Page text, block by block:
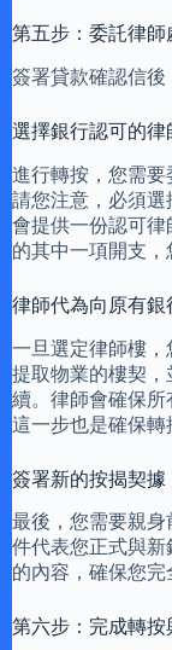
第五步：委託律師
簽署貸款確認信後
選擇銀行認可的律
進行轉按，您需要
請您注意，必須選
會提供一份認可
的其中一項開支，
律師代為向原有
一旦選定律師樓
提取物業的樓契
續。律師會確保所
這一步也是確保轉
簽署新的按揭契據
最後，您需要親
件代表您正式與
的內容，確保您完
第六步：完成轉按